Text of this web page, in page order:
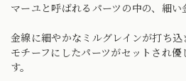
マーユと呼ばれるパーツの中の、細い
金線に細やかなミルグレインが打ち
モチーフにしたパーツがセットされ
す。